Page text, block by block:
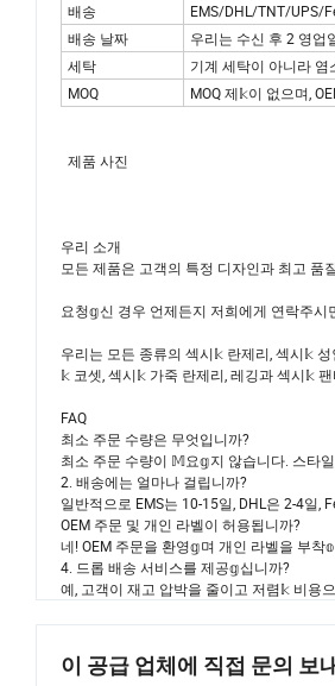
배송
EMS/DHL/TNT/UPS/
배송 날짜
우리는 수신 후 2 영업
세탁
기계 세탁이 아니라 염
MOQ
MOQ 제𝕜이 없으며,
제품 사진
우리 소개
모든 제품은 고객의 특정 디자인과 최고 품
요청𝕘신 경우 언제든지 저희에게 연락주시
우리는 모든 종류의 섹시𝕜 란제리, 섹시𝕜
𝕜 코셋, 섹시𝕜 가죽 란제리, 레깅과 섹시𝕜
FAQ
최소 주문 수량은 무엇
최소 주문 수량이 𝕄요𝕘지 않습니다. 스타
2. 배송에는 얼마나
일반적으로 EMS는 10-15일, DHL은 2-4일,
OEM 주문 및 개인 라벨이
네! OEM 주문을 환영𝕘며 개인 라벨을 부착
4. 드롭 배송 서비스를
예, 고객이 재고 압박을 줄이고 저렴𝕜 비용
이 공급 업체에 직접 문의 보